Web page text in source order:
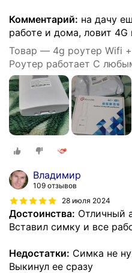
Комментарий: на дачу
работе и дома, ловит
Товар — 4g роутер Wifi
Роутер работает С
россии, крыма, СНГ.
требует настроек!
Владимир
109 отзывов
28 июля 2024
Достоинства: Отличный
Вставил симку и все
Недостатки: Симка не
Выкинул ее сразу